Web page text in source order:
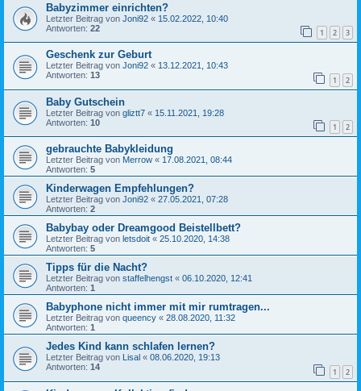
Babyzimmer einrichten?
Letzter Beitrag von Joni92 « 15.02.2022, 10:40
Antworten: 22 1 2 3
Geschenk zur Geburt
Letzter Beitrag von Joni92 « 13.12.2021, 10:43
Antworten: 13 1 2
Baby Gutschein
Letzter Beitrag von gliztt7 « 15.11.2021, 19:28
Antworten: 10 1 2
gebrauchte Babykleidung
Letzter Beitrag von Merrow « 17.08.2021, 08:44
Antworten: 5
Kinderwagen Empfehlungen?
Letzter Beitrag von Joni92 « 27.05.2021, 07:28
Antworten: 2
Babybay oder Dreamgood Beistellbett?
Letzter Beitrag von letsdoit « 25.10.2020, 14:38
Antworten: 5
Tipps für die Nacht?
Letzter Beitrag von staffelhengst « 06.10.2020, 12:41
Antworten: 1
Babyphone nicht immer mit mir rumtragen...
Letzter Beitrag von queency « 28.08.2020, 11:32
Antworten: 1
Jedes Kind kann schlafen lernen?
Letzter Beitrag von Lisal « 08.06.2020, 19:13
Antworten: 14 1 2